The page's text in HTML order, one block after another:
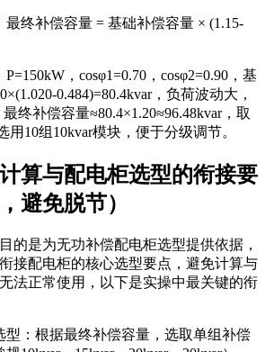
最终补偿容量 = 基础补偿容量 × (1.15-
，cosφ1=0.70，cosφ2=0.90，基
0.484)=80.4kvar，负荷波动大，
终补偿容量≈80.4×1.20≈96.48kvar，取
用10组10kvar模块，便于分级调节。
算与配电柜选型的衔接要
避免脱节）
的是为无功补偿配电柜选型提供依据，
接配电柜的核心选型要点，避免计算与
法正常使用，以下是实操中最关键的衔
型：根据最终补偿容量，选取单组补偿